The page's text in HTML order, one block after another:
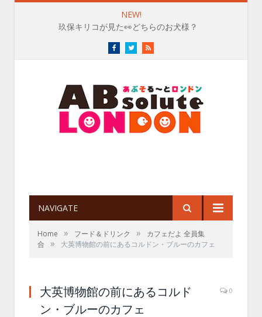
NEW!
玖保キリコが見た👀どちらのお犬様？
FacebookTwitterRSS
NAVIGATE
Home » フード＆ドリンク »
カフェだよ 全員集
合
» 大英博物館の前にあるコルドン・ブルーのカフェ
大英博物館の前にあるコルド
ン・ブルーのカフェ
0